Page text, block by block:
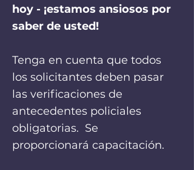
hoy - ¡estamos ansiosos por
saber de usted!
Tenga en cuenta que todos
los solicitantes deben pasar
las verificaciones de
antecedentes policiales
obligatorias. Se
proporcionará capacitación.